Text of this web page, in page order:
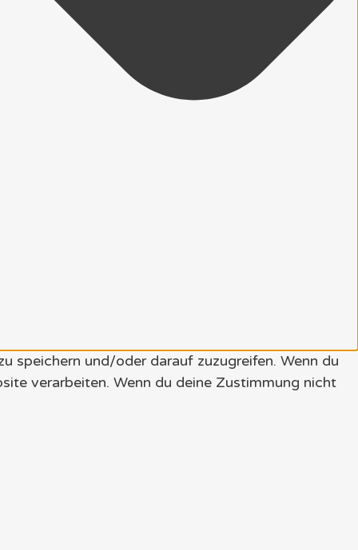
speichern und/oder darauf zuzugreifen. Wenn du
verarbeiten. Wenn du deine Zustimmung nicht